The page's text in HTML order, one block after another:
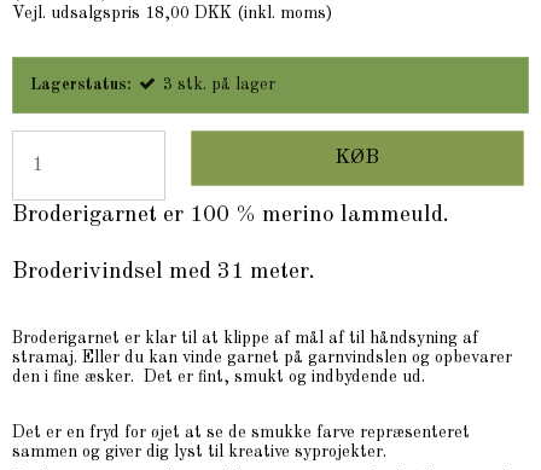
Vejl. udsalgspris 18,00 DKK (inkl. moms)
Lagerstatus: 3 stk. på lager
KØB
Broderigarnet er 100 % merino lammeuld.
Broderivindsel med 31 meter.
Broderigarnet er klar til at klippe af mål af til håndsyning af
stramaj. Eller du kan vinde garnet på garnvindslen og opbevarer
den i fine æsker. Det er fint, smukt og indbydende ud.
Det er en fryd for øjet at se de smukke farve repræsenteret
sammen og giver dig lyst til kreative syprojekter.